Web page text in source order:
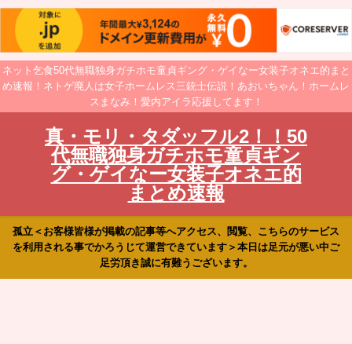
ネット乞食50代無職独身ガチホモ童貞ギング・ゲイなー女装子オネエ的まと
め速報！ネトゲ廃人は女子ホームレス三銃士伝説！あおいちゃん！ホームレ
スまなみ！愛内アイラ応援してます！
真・モリ・タダッフル2！！50
代無職独身ガチホモ童貞ギン
グ・ゲイなー女装子オネエ的
まとめ速報
孤立＜お客様皆様が掲載の記事等へアクセス、閲覧、こちらのサービス
を利用される事でかろうじて運営できています＞本日は足元が悪い中ご
足労頂き誠に有難うございます。